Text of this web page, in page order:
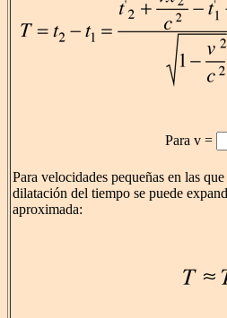
Para v =
Para velocidades pequeñas en las
dilatación del tiempo se puede
aproximada: